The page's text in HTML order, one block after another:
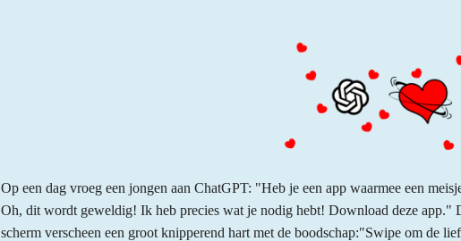
Op een dag vroeg een jongen aan ChatGPT: "Heb je een app waarmee een
Oh, dit wordt geweldig! Ik heb precies wat je nodig hebt! Download deze app."
scherm verscheen een groot knipperend hart met de boodschap:"Swipe om de